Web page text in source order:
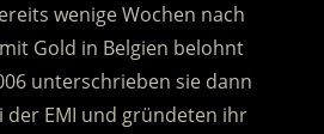
wenige Wochen nach
Gold in Belgien belohnt
unterschrieben sie dann
der EMI und gründeten ihr